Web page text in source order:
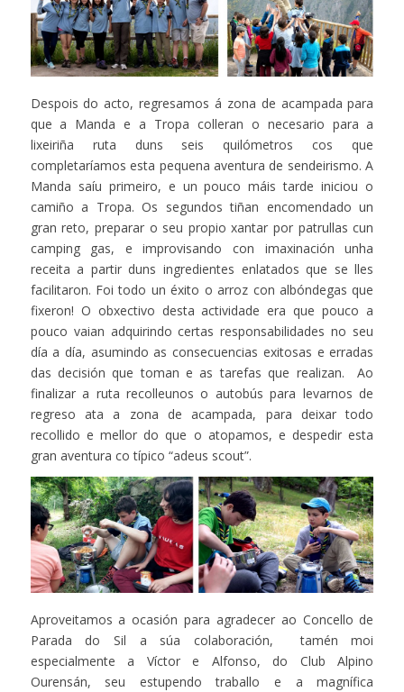
Despois do acto, regresamos á zona de acampada para
que a Manda e a Tropa colleran o necesario para a
lixeiriña ruta duns seis quilómetros cos que
completaríamos esta pequena aventura de sendeirismo. A
Manda saíu primeiro, e un pouco máis tarde iniciou o
camiño a Tropa. Os segundos tiñan encomendado un
gran reto, preparar o seu propio xantar por patrullas cun
camping gas, e improvisando con imaxinación unha
receita a partir duns ingredientes enlatados que se lles
facilitaron. Foi todo un éxito o arroz con albóndegas que
fixeron! O obxectivo desta actividade era que pouco a
pouco vaian adquirindo certas responsabilidades no seu
día a día, asumindo as consecuencias exitosas e erradas
das decisión que toman e as tarefas que realizan. Ao
finalizar a ruta recolleunos o autobús para levarnos de
regreso ata a zona de acampada, para deixar todo
recollido e mellor do que o atopamos, e despedir esta
gran aventura co típico “adeus scout”.
Aproveitamos a ocasión para agradecer ao Concello de
Parada do Sil a súa colaboración, tamén moi
especialmente a Víctor e Alfonso, do Club Alpino
Ourensán, seu estupendo traballo e a magnífica